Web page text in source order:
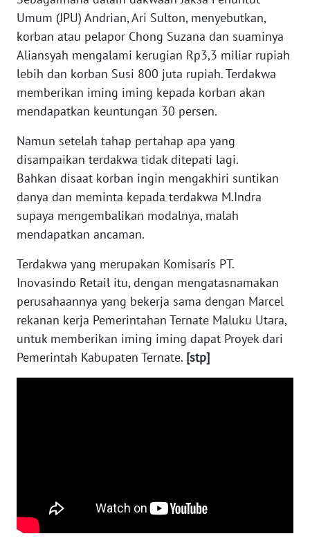
Umum (JPU) Andrian, Ari Sulton, menyebutkan,
korban atau pelapor Chong Suzana dan suaminya
Aliansyah mengalami kerugian Rp3,3 miliar rupiah
lebih dan korban Susi 800 juta rupiah. Terdakwa
memberikan iming iming kepada korban akan
mendapatkan keuntungan 30 persen.
Namun setelah tahap pertahap apa yang
disampaikan terdakwa tidak ditepati lagi.
Bahkan disaat korban ingin mengakhiri suntikan
danya dan meminta kepada terdakwa M.Indra
supaya mengembalikan modalnya, malah
mendapatkan ancaman.
Terdakwa yang merupakan Komisaris PT.
Inovasindo Retail itu, dengan mengatasnamakan
perusahaannya yang bekerja sama dengan Marcel
rekanan kerja Pemerintahan Ternate Maluku Utara,
untuk memberikan iming iming dapat Proyek dari
Pemerintah Kabupaten Ternate. [stp]
WN
KALTARA
KALSEL
WN
SULSEL
WN
WN
SULUT
WN
MALUKU
DANAU
TOBA